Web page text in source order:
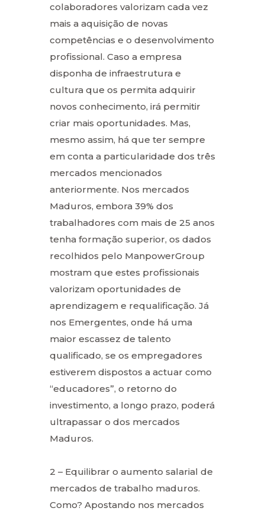
colaboradores valorizam cada vez
mais a aquisição de novas
competências e o desenvolvimento
profissional. Caso a empresa
disponha de infraestrutura e
cultura que os permita adquirir
novos conhecimento, irá permitir
criar mais oportunidades. Mas,
mesmo assim, há que ter sempre
em conta a particularidade dos três
mercados mencionados
anteriormente. Nos mercados
Maduros, embora 39% dos
trabalhadores com mais de 25 anos
tenha formação superior, os dados
recolhidos pelo ManpowerGroup
mostram que estes profissionais
valorizam oportunidades de
aprendizagem e requalificação. Já
nos Emergentes, onde há uma
maior escassez de talento
qualificado, se os empregadores
estiverem dispostos a actuar como
“educadores”, o retorno do
investimento, a longo prazo, poderá
ultrapassar o dos mercados
Maduros.
2 – Equilibrar o aumento salarial de
mercados de trabalho maduros.
Como? Apostando nos mercados